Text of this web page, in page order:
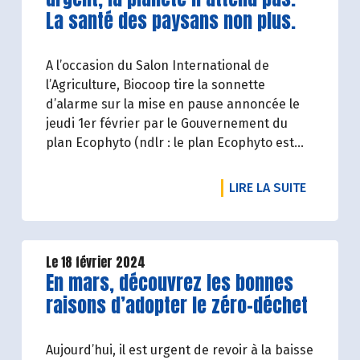
La santé des paysans non plus.
A l’occasion du Salon International de
l’Agriculture, Biocoop tire la sonnette
d’alarme sur la mise en pause annoncée le
jeudi 1er février par le Gouvernement du
plan Ecophyto (ndlr : le plan Ecophyto est
réduction d'usage, agricole et non agricole,
LIRE LA SUITEDE
Le 18 février 2024
Lire la suite de l'article
En mars, découvrez les bonnes
raisons d’adopter le zéro-déchet
Aujourd’hui, il est urgent de revoir à la baisse